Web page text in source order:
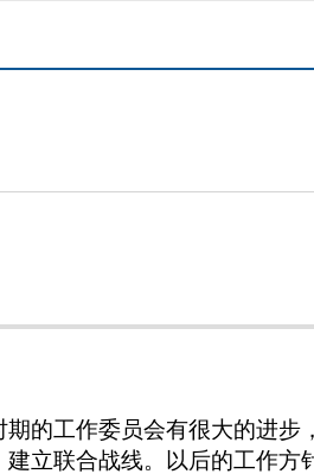
的工作委员会有很大的进步
立联合战线。以后的工作方